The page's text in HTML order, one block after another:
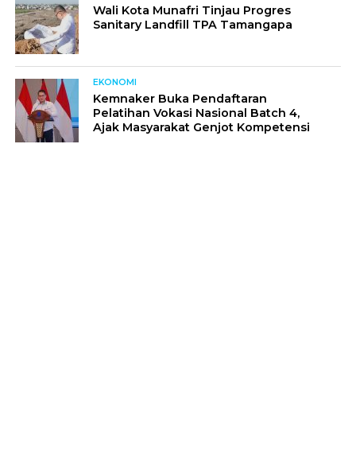
Wali Kota Munafri Tinjau Progres
Sanitary Landfill TPA Tamangapa
EKONOMI
Kemnaker Buka Pendaftaran
Pelatihan Vokasi Nasional Batch 4,
Ajak Masyarakat Genjot Kompetensi